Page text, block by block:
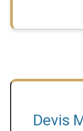
Devis